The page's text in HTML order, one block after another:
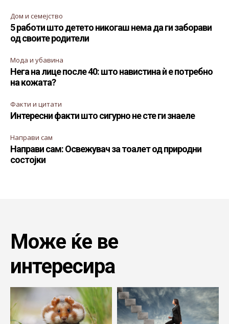
Дом и семејство
5 работи што детето никогаш нема да ги заборави
од своите родители
Мода и убавина
Нега на лице после 40: што навистина ѝ е потребно
на кожата?
Факти и цитати
Интересни факти што сигурно не сте ги знаеле
Направи сам
Направи сам: Освежувач за тоалет од природни
состојки
Може ќе ве
интересира